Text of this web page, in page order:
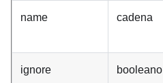
name cadena
ignore booleano